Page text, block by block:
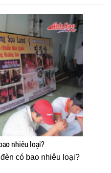
nhiêu loại?
có bao nhiêu loại?